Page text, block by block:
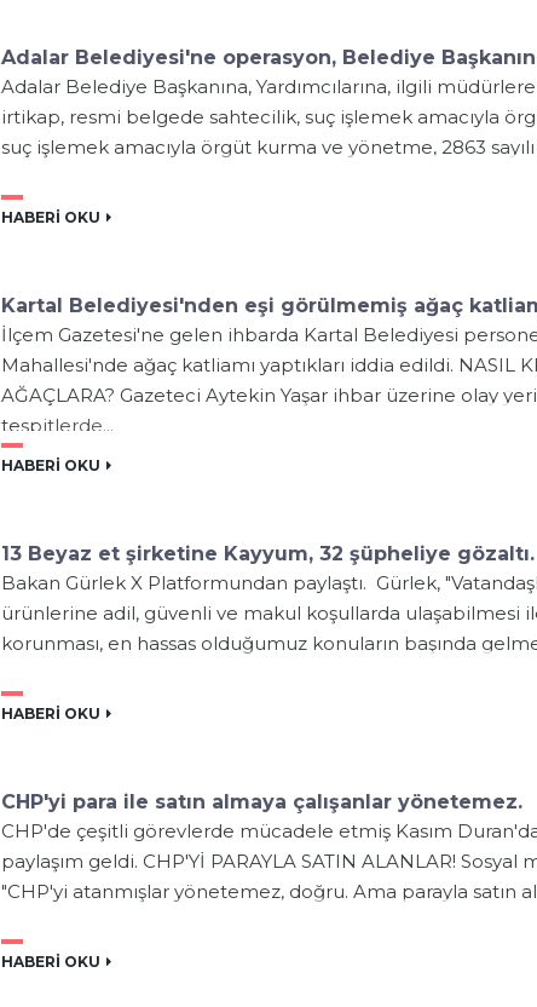
Adalar Belediyesi'ne operasyon, Belediye
Adalar Belediye Başkanına, Yardımcılarına, ilgili
irtikap, resmi belgede sahtecilik, suç işlemek amacıyla
suç işlemek amacıyla örgüt kurma ve yönetme, 2863
HABERİ OKU
Kartal Belediyesi'nden eşi görülmemiş ağaç
İlçem Gazetesi'ne gelen ihbarda Kartal Belediyesi
Mahallesi'nde ağaç katliamı yaptıkları iddia edildi. NASIL
AĞAÇLARA? Gazeteci Aytekin Yaşar ihbar üzerine olay
tespitlerde...
HABERİ OKU
13 Beyaz et şirketine Kayyum, 32 şüpheliye gözaltı.
Bakan Gürlek X Platformundan paylaştı. Gürlek,
ürünlerine adil, güvenli ve makul koşullarda ulaşabilmesi
korunması, en hassas olduğumuz konuların başında
HABERİ OKU
CHP'yi para ile satın almaya çalışanlar yönetemez.
CHP'de çeşitli görevlerde mücadele etmiş Kasım
paylaşım geldi. CHP'Yİ PARAYLA SATIN ALANLAR! Sosyal
"CHP'yi atanmışlar yönetemez, doğru. Ama parayla satın
HABERİ OKU